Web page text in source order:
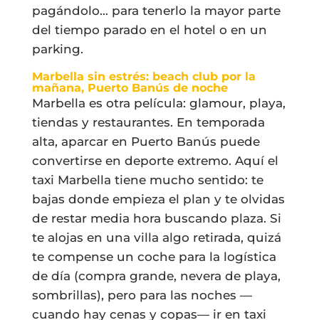
pagándolo… para tenerlo la mayor parte
del tiempo parado en el hotel o en un
parking.
Marbella sin estrés: beach club por la
mañana, Puerto Banús de noche
Marbella es otra película: glamour, playa,
tiendas y restaurantes. En temporada
alta, aparcar en Puerto Banús puede
convertirse en deporte extremo. Aquí el
taxi Marbella tiene mucho sentido: te
bajas donde empieza el plan y te olvidas
de restar media hora buscando plaza. Si
te alojas en una villa algo retirada, quizá
te compense un coche para la logística
de día (compra grande, nevera de playa,
sombrillas), pero para las noches —
cuando hay cenas y copas— ir en taxi